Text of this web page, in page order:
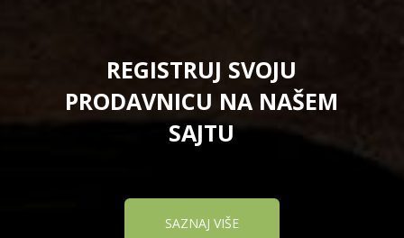
REGISTRUJ SVOJU
PRODAVNICU NA NAŠEM
SAJTU
SAZNAJ VIŠE